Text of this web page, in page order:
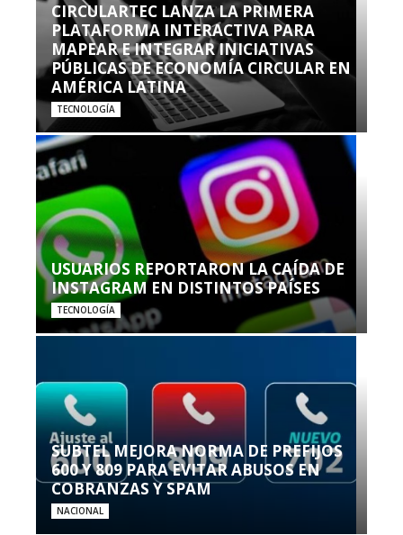
CIRCULARTEC LANZA LA PRIMERA
PLATAFORMA INTERACTIVA PARA
MAPEAR E INTEGRAR INICIATIVAS
PÚBLICAS DE ECONOMÍA CIRCULAR EN
AMÉRICA LATINA
TECNOLOGÍA
USUARIOS REPORTARON LA CAÍDA DE
INSTAGRAM EN DISTINTOS PAÍSES
TECNOLOGÍA
SUBTEL MEJORA NORMA DE PREFIJOS
600 Y 809 PARA EVITAR ABUSOS EN
COBRANZAS Y SPAM
NACIONAL